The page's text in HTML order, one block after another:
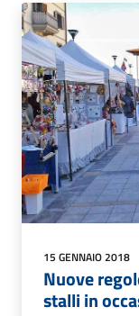
15 GENNAIO 2018
Nuove
stalli in